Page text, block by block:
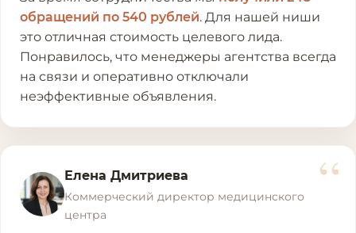
обращений по 540 рублей. Для нашей ниши
это отличная стоимость целевого лида.
Понравилось, что менеджеры агентства всегда
на связи и оперативно отключали
неэффективные объявления.
“
Елена Дмитриева
Коммерческий директор медицинского
центра